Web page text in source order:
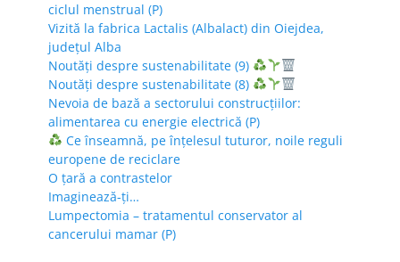
ciclul menstrual (P)
Vizită la fabrica Lactalis (Albalact) din Oiejdea,
județul Alba
Noutăți despre sustenabilitate (9)
Noutăți despre sustenabilitate (8)
Nevoia de bază a sectorului construcțiilor:
alimentarea cu energie electrică (P)
Ce înseamnă, pe înțelesul tuturor, noile reguli
europene de reciclare
O țară a contrastelor
Imaginează-ți…
Lumpectomia – tratamentul conservator al
cancerului mamar (P)